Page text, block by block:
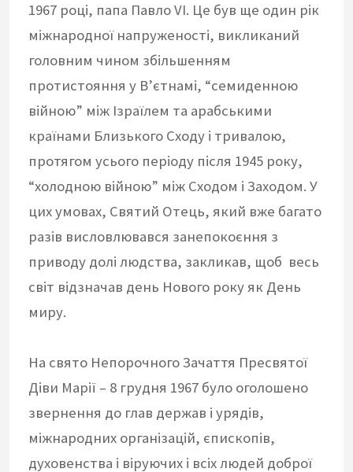
1967 році, папа Павло VI. Це був ще один рік
міжнародної напруженості, викликаний
головним чином збільшенням
протистояння у В’єтнамі, “семиденною
війною” між Ізраїлем та арабськими
країнами Близького Сходу і тривалою,
протягом усього періоду після 1945 року,
“холодною війною” між Сходом і Заходом. У
цих умовах, Святий Отець, який вже багато
разів висловлювався занепокоєння з
приводу долі людства, закликав, щоб весь
світ відзначав день Нового року як День
миру.
На свято Непорочного Зачаття Пресвятої
Діви Марії – 8 грудня 1967 було оголошено
звернення до глав держав і урядів,
міжнародних організацій, єпископів,
духовенства і віруючих і всіх людей доброї